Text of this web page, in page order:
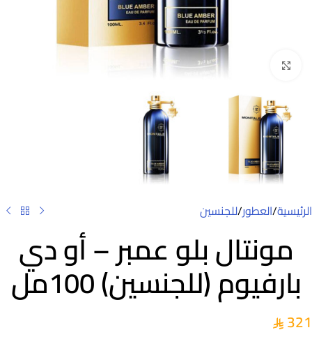
Click to enlarge
الرئيسية/العطور/للجنسين
مونتال بلو عمبر – أو دي
بارفيوم (للجنسين) 100مل
321